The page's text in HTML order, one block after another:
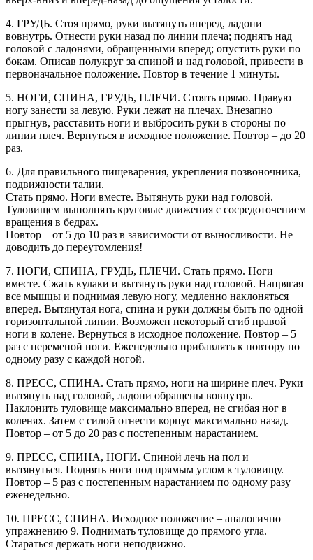
4. ГРУДЬ. Стоя прямо, руки вытянуть вперед, ладони
вовнутрь. Отнести руки назад по линии плеча; поднять над
головой с ладонями, обращенными вперед; опустить руки по
бокам. Описав полукруг за спиной и над головой, привести в
первоначальное положение. Повтор в течение 1 минуты.
5. НОГИ, СПИНА, ГРУДЬ, ПЛЕЧИ. Стоять прямо. Правую
ногу занести за левую. Руки лежат на плечах. Внезапно
прыгнув, расставить ноги и выбросить руки в стороны по
линии плеч. Вернуться в исходное положение. Повтор – до 20
раз.
6. Для правильного пищеварения, укрепления позвоночника,
подвижности талии.
Стать прямо. Ноги вместе. Вытянуть руки над головой.
Туловищем выполнять круговые движения с сосредоточением
вращения в бедрах.
Повтор – от 5 до 10 раз в зависимости от выносливости. Не
доводить до переутомления!
7. НОГИ, СПИНА, ГРУДЬ, ПЛЕЧИ. Стать прямо. Ноги
вместе. Сжать кулаки и вытянуть руки над головой. Напрягая
все мышцы и поднимая левую ногу, медленно наклоняться
вперед. Вытянутая нога, спина и руки должны быть по одной
горизонтальной линии. Возможен некоторый сгиб правой
ноги в колене. Вернуться в исходное положение. Повтор – 5
раз с переменой ноги. Еженедельно прибавлять к повтору по
одному разу с каждой ногой.
8. ПРЕСС, СПИНА. Стать прямо, ноги на ширине плеч. Руки
вытянуть над головой, ладони обращены вовнутрь.
Наклонить туловище максимально вперед, не сгибая ног в
коленях. Затем с силой отнести корпус максимально назад.
Повтор – от 5 до 20 раз с постепенным нарастанием.
9. ПРЕСС, СПИНА, НОГИ. Спиной лечь на пол и
вытянуться. Поднять ноги под прямым углом к туловищу.
Повтор – 5 раз с постепенным нарастанием по одному разу
еженедельно.
10. ПРЕСС, СПИНА. Исходное положение – аналогично
упражнению 9. Поднимать туловище до прямого угла.
Стараться держать ноги неподвижно.